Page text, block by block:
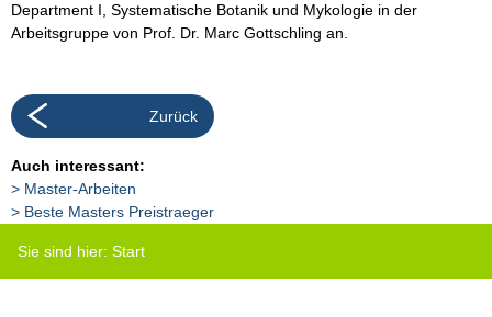
Department I, Systematische Botanik und Mykologie in der
Arbeitsgruppe von Prof. Dr. Marc Gottschling an.
Zurück
Auch interessant:
Master-Arbeiten
Beste Masters Preistraeger
Sie sind hier: Start